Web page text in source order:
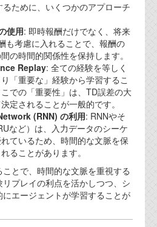
ために、いくつかのアプローチ
使用: 即時報酬だけでなく、将来
も考慮に入れることで、報酬の
の時間的関係性を保持します。
Replay: 全ての経験を等しく
「重要な」経験から学習するこ
での「重要性」は、TD誤差の大
定されることが一般的です。
(RNN) の利用: RNNやそ
など）は、入力データのシーケ
ているため、時間的な文脈を保
ることがあります。
とで、時間的な文脈を重視する
プレイの利点を活かしつつ、シ
エージェントが学習することが